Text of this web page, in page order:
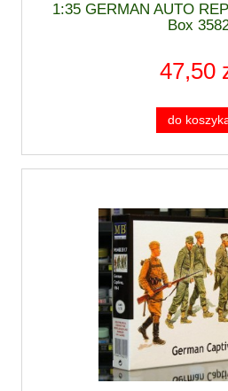
1:35 GERMAN AUTO
Box
47,50
do